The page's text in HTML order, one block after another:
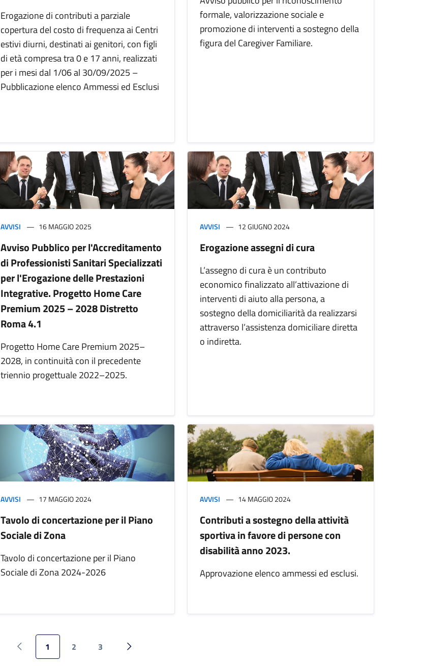
Erogazione di contributi a parziale
copertura del costo di frequenza ai Centri
estivi diurni, destinati ai genitori, con figli
di età compresa tra 0 e 17 anni, realizzati
per i mesi dal 1/06 al 30/09/2025 –
Pubblicazione elenco Ammessi ed Esclusi
formale, valorizzazione sociale e
promozione di interventi a sostegno della
figura del Caregiver Familiare.
AVVISI 16 MAGGIO 2025
Avviso Pubblico per l'Accreditamento
di Professionisti Sanitari Specializzati
per l'Erogazione delle Prestazioni
Integrative. Progetto Home Care
Premium 2025 – 2028 Distretto
Roma 4.1
Progetto Home Care Premium 2025–
2028, in continuità con il precedente
triennio progettuale 2022–2025.
AVVISI 12 GIUGNO 2024
Erogazione assegni di cura
L’assegno di cura è un contributo
economico finalizzato all’attivazione di
interventi di aiuto alla persona, a
sostegno della domiciliarità da realizzarsi
attraverso l’assistenza domiciliare diretta
o indiretta.
AVVISI 17 MAGGIO 2024
Tavolo di concertazione per il Piano
Sociale di Zona
Tavolo di concertazione per il Piano
Sociale di Zona 2024-2026
AVVISI 14 MAGGIO 2024
Contributi a sostegno della attività
sportiva in favore di persone con
disabilità anno 2023.
Approvazione elenco ammessi ed esclusi.
Pagina precedente
1 2 3
Pagina successiva